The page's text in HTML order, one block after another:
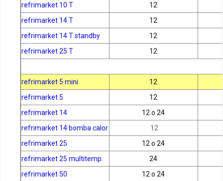
refrimarket 10 T
12
refrimarket 14 T
12
refrimarket 14 T standby
12
refrimarket 25 T
12
refrimarket 5 mini
12
refrimarket 5
12
refrimarket 14
12 o 24
refrimarket 14 bomba calor
12
refrimarket 25
12 o 24
refrimarket 25 multitemp.
24
refrimarket 50
12 o 24